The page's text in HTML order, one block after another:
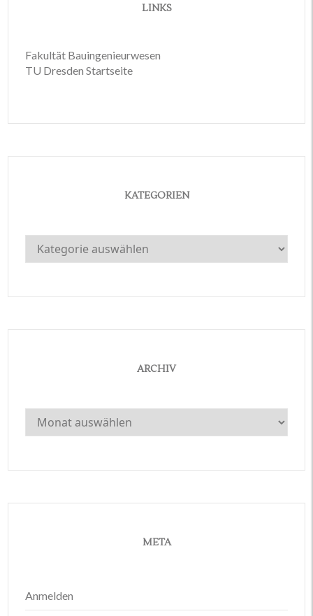
LINKS
Fakultät Bauingenieurwesen
TU Dresden Startseite
KATEGORIEN
Kategorien
ARCHIV
Archiv
META
Anmelden